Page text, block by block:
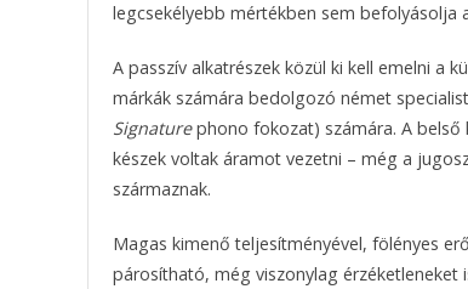
legcsekélyebb mértékben sem befolyásolja
A passzív alkatrészek közül ki kell emelni a
márkák számára bedolgozó német
Signaturephono fokozat) számára. A belső
készek voltak áramot vezetni – még a
származnak.
Magas kimenő teljesítményével, fölényes
párosítható, még viszonylag